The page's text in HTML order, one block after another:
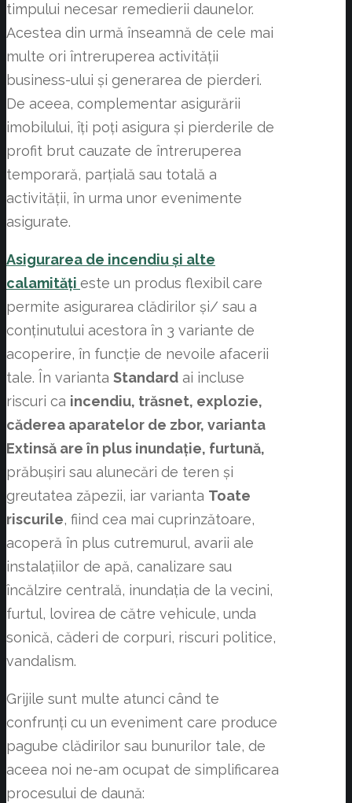
timpului necesar remedierii daunelor.
Acestea din urmă înseamnă de cele mai
multe ori întreruperea activității
business-ului și generarea de pierderi.
De aceea, complementar asigurării
imobilului, îți poți asigura și pierderile de
profit brut cauzate de întreruperea
temporară, parțială sau totală a
activității, în urma unor evenimente
asigurate.
Asigurarea de incendiu şi alte
calamităţi este un produs flexibil care
permite asigurarea clădirilor şi/ sau a
conţinutului acestora în 3 variante de
acoperire, în funcție de nevoile afacerii
tale. În varianta Standard ai incluse
riscuri ca incendiu, trăsnet, explozie,
căderea aparatelor de zbor, varianta
Extinsă are în plus inundație, furtună,
prăbuşiri sau alunecări de teren și
greutatea zăpezii, iar varianta Toate
riscurile, fiind cea mai cuprinzătoare,
acoperă în plus cutremurul, avarii ale
instalaţiilor de apă, canalizare sau
încălzire centrală, inundaţia de la vecini,
furtul, lovirea de către vehicule, unda
sonică, căderi de corpuri, riscuri politice,
vandalism.
Grijile sunt multe atunci când te
confrunți cu un eveniment care produce
pagube clădirilor sau bunurilor tale, de
aceea noi ne-am ocupat de simplificarea
procesului de daună: